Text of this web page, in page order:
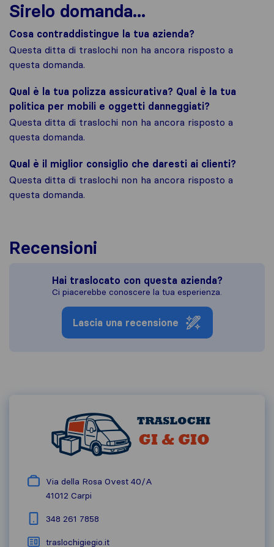
Sirelo domanda...
Cosa contraddistingue la tua azienda?
Questa ditta di traslochi non ha ancora risposto a
questa domanda.
Qual è la tua polizza assicurativa? Qual è la tua
politica per mobili e oggetti danneggiati?
Questa ditta di traslochi non ha ancora risposto a
questa domanda.
Qual è il miglior consiglio che daresti ai clienti?
Questa ditta di traslochi non ha ancora risposto a
questa domanda.
Recensioni
Hai traslocato con questa azienda?
Ci piacerebbe conoscere la tua esperienza.
Lascia una recensione
Via della Rosa Ovest 40/A
41012 Carpi
348 261 7858
traslochigiegio.it